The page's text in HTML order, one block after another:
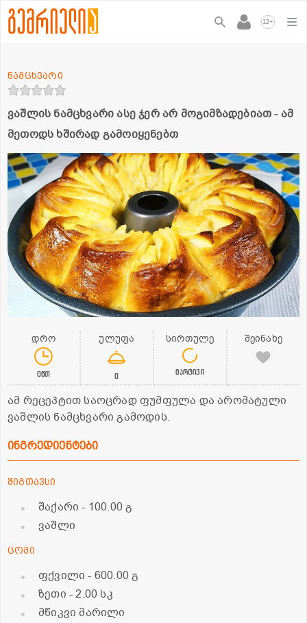
12+
ვაშლის ნამცხვარი ასე ჯერ არ მოგიმზადებიათ - ამ
მეთოდს ხშირად გამოიყენებთ
ნამცხვარი
დრო
0წთ
ულუფა
0
სირთულე
მარტივი
შეინახე
ამ რეცეპტით საოცრად ფუმფულა და არომატული
ვაშლის ნამცხვარი გამოდის.
ინგრედიენტები
შიგთავსი
შაქარი- 100.00 გ
ვაშლი
ცომი
ფქვილი- 600.00 გ
ზეთი - 2.00 სკ
მწიკვი მარილი